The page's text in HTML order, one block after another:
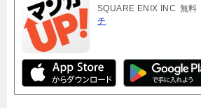
SQUARE ENIX INC 無料
チ